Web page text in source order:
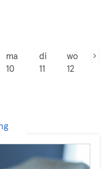
ma
10
di
11
wo
12